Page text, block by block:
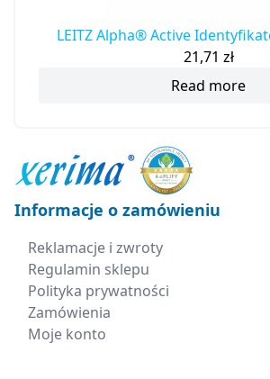
LEITZ Alpha® Active
21,71 zł
Read more
Informacje o zamówieniu
Reklamacje i zwroty
Regulamin sklepu
Polityka prywatności
Zamówienia
Moje konto